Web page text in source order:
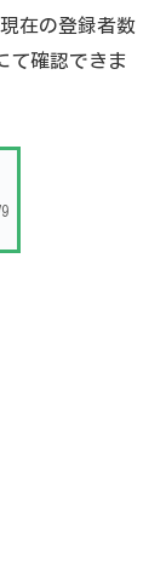
在の登録者数
て確認できま